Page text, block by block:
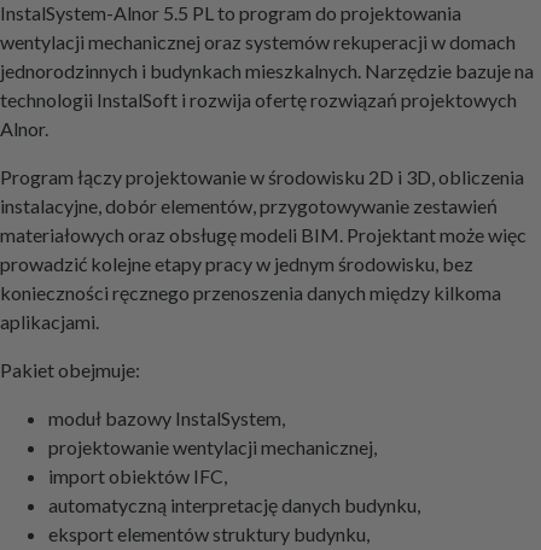
InstalSystem-Alnor 5.5 PL to program do projektowania
wentylacji mechanicznej oraz systemów rekuperacji w domach
jednorodzinnych i budynkach mieszkalnych. Narzędzie bazuje na
technologii InstalSoft i rozwija ofertę rozwiązań projektowych
Alnor.
Program łączy projektowanie w środowisku 2D i 3D, obliczenia
instalacyjne, dobór elementów, przygotowywanie zestawień
materiałowych oraz obsługę modeli BIM. Projektant może więc
prowadzić kolejne etapy pracy w jednym środowisku, bez
konieczności ręcznego przenoszenia danych między kilkoma
aplikacjami.
Pakiet obejmuje:
moduł bazowy InstalSystem,
projektowanie wentylacji mechanicznej,
import obiektów IFC,
automatyczną interpretację danych budynku,
eksport elementów struktury budynku,